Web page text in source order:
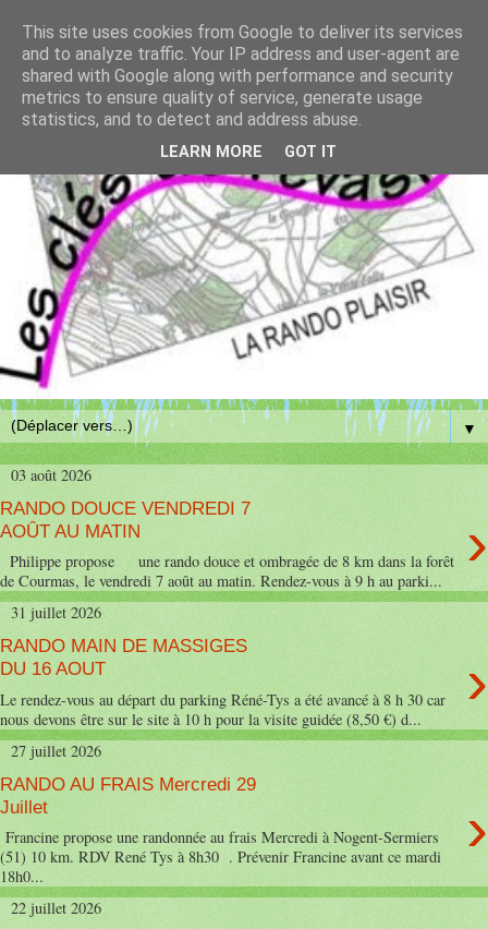
▼
03 août 2026
RANDO DOUCE VENDREDI 7
AOÛT AU MATIN
›
Philippe propose une rando douce et ombragée de 8 km dans la forêt
de Courmas, le vendredi 7 août au matin. Rendez-vous à 9 h au parki...
31 juillet 2026
RANDO MAIN DE MASSIGES
DU 16 AOUT
›
Le rendez-vous au départ du parking Réné-Tys a été avancé à 8 h 30 car
nous devons être sur le site à 10 h pour la visite guidée (8,50 €) d...
27 juillet 2026
RANDO AU FRAIS Mercredi 29
Juillet
›
Francine propose une randonnée au frais Mercredi à Nogent-Sermiers
(51) 10 km. RDV René Tys à 8h30 . Prévenir Francine avant ce mardi
18h0...
22 juillet 2026
This site uses cookies from Google to deliver its services
and to analyze traffic. Your IP address and user-agent are
shared with Google along with performance and security
metrics to ensure quality of service, generate usage
statistics, and to detect and address abuse.
LEARN MORE GOT IT